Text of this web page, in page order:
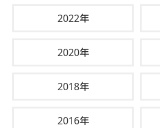
2022年
2020年
2018年
2016年